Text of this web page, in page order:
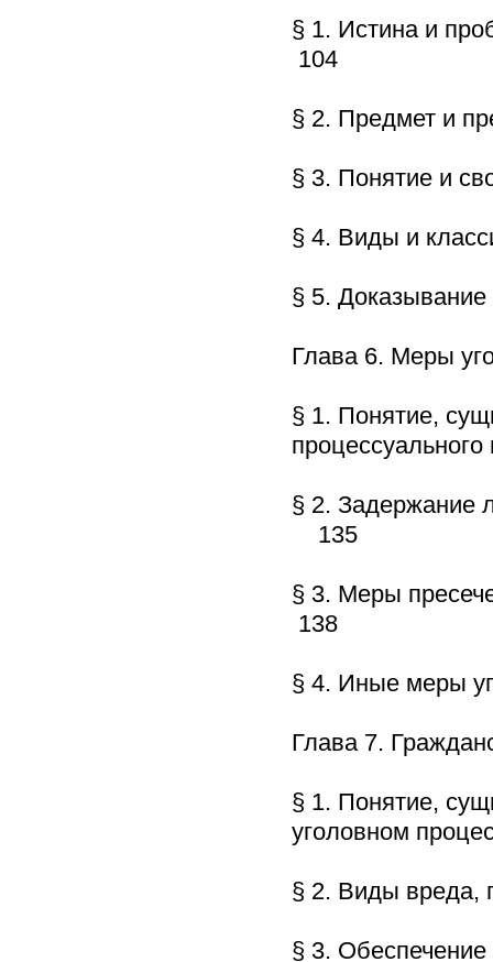
§ 1. Истина и
104
§ 2. Предмет и
§ 3. Понятие и
§ 4. Виды и
§ 5.
Глава 6. Меры
§ 1. Понятие,
§ 2. Задержание
135
§ 3. Меры
138
§ 4. Иные меры
Глава 7.
§ 1. Понятие,
уголовном
§ 2. Виды вреда,
§ 3. Обеспечение